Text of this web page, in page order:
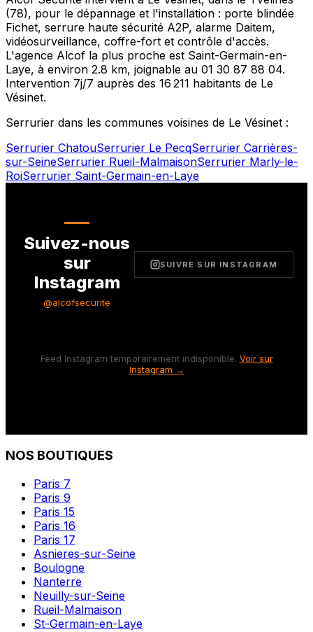
(78), pour le dépannage et l'installation : porte blindée
Fichet, serrure haute sécurité A2P, alarme Daitem,
vidéosurveillance, coffre-fort et contrôle d'accès.
L'agence Alcof la plus proche est Saint-Germain-en-
Laye, à environ 2.8 km, joignable au 01 30 87 88 04.
Intervention 7j/7 auprès des 16 211 habitants de Le
Vésinet.
Serrurier dans les communes voisines de Le Vésinet :
Serrurier ChatouSerrurier Le PecqSerrurier Carrières-
sur-SeineSerrurier Rueil-MalmaisonSerrurier Marly-le-
RoiSerrurier Saint-Germain-en-Laye
Suivez-nous
sur
Instagram
@alcofsecurite
SUIVRE SUR INSTAGRAM
Feed Instagram temporairement indisponible. Voir sur
Instagram →
NOS BOUTIQUES
Paris 7
Paris 9
Paris 15
Paris 16
Paris 17
Asnieres-sur-Seine
Boulogne
Nanterre
Neuilly-sur-Seine
Rueil-Malmaison
St-Germain-en-Laye